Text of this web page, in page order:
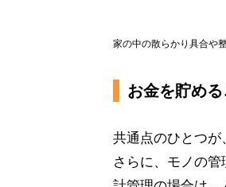
家の中の散らかり具合や
お金を貯め
共通点のひとつが
さらに、モノの